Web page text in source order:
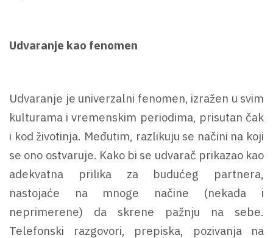
Udvaranje kao fenomen
Udvaranje je univerzalni fenomen, izražen u svim
kulturama i vremenskim periodima, prisutan čak
i kod životinja. Međutim, razlikuju se načini na koji
se ono ostvaruje. Kako bi se udvarač prikazao kao
adekvatna prilika za budućeg partnera,
nastojaće na mnoge načine (nekada i
neprimerene) da skrene pažnju na sebe.
Telefonski razgovori, prepiska, pozivanja na